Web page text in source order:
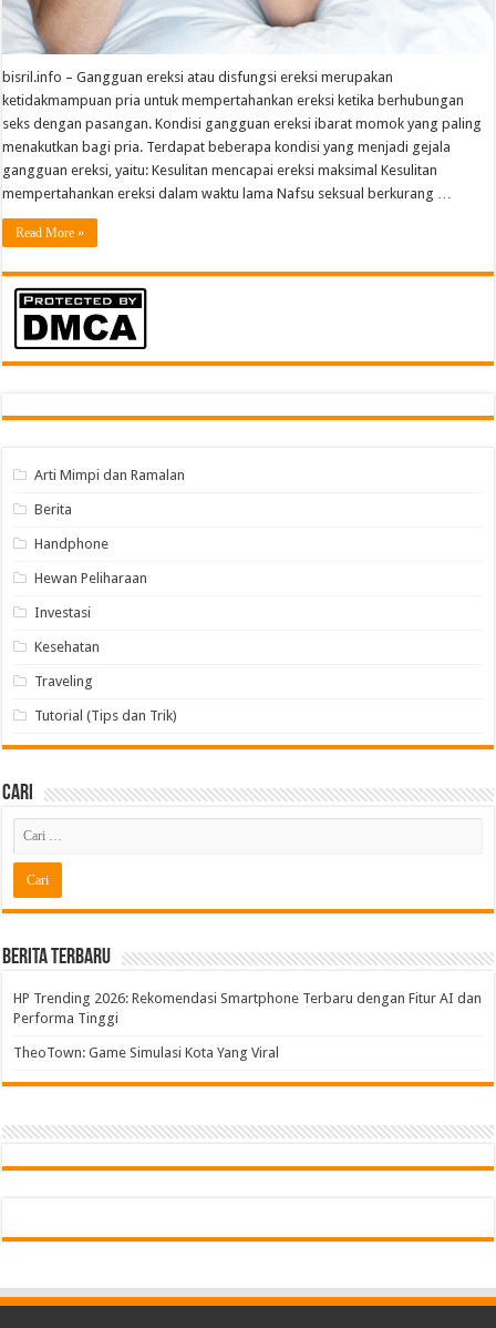
bisril.info – Gangguan ereksi atau disfungsi ereksi merupakan
ketidakmampuan pria untuk mempertahankan ereksi ketika berhubungan
seks dengan pasangan. Kondisi gangguan ereksi ibarat momok yang paling
menakutkan bagi pria. Terdapat beberapa kondisi yang menjadi gejala
gangguan ereksi, yaitu: Kesulitan mencapai ereksi maksimal Kesulitan
mempertahankan ereksi dalam waktu lama Nafsu seksual berkurang …
Read More »
Arti Mimpi dan Ramalan
Berita
Handphone
Hewan Peliharaan
Investasi
Kesehatan
Traveling
Tutorial (Tips dan Trik)
Cari
Berita Terbaru
HP Trending 2026: Rekomendasi Smartphone Terbaru dengan Fitur AI dan
Performa Tinggi
TheoTown: Game Simulasi Kota Yang Viral